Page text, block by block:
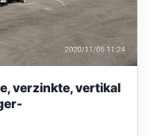
verzinkte, vertikal